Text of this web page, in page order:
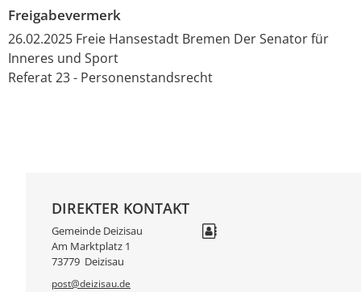
Freigabevermerk
26.02.2025 Freie Hansestadt Bremen Der Senator für
Inneres und Sport
Referat 23 - Personenstandsrecht
DIREKTER KONTAKT
Gemeinde Deizisau
Am Marktplatz 1
73779 Deizisau
post@deizisau.de